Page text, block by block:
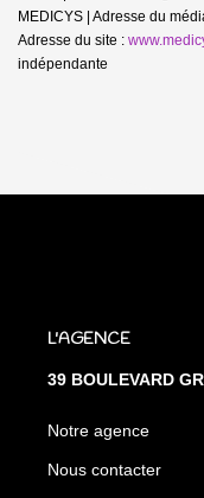
MEDICYS | Adresse du
Adresse du site :
indépendante
L'AGENCE
39 BOULEVARD
Notre agence
Nous contacter